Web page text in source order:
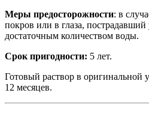
Меры предосторожности: в
покров или в глаза,
достаточным количеством воды.
Срок пригодности: 5 лет.
Готовый раствор в оригинальной
12 месяцев.